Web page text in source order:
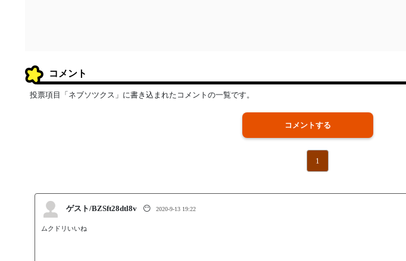
コメント
投票項目「ネブソツクス」に書き込まれたコメントの一覧です。
コメントする
1
ゲスト/BZSft28dtl8v 😶 2020-9-13 19:22
ムクドリいいね